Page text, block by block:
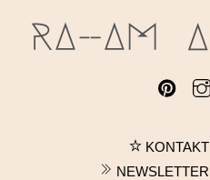
KONTAKT
NEWSLETTER